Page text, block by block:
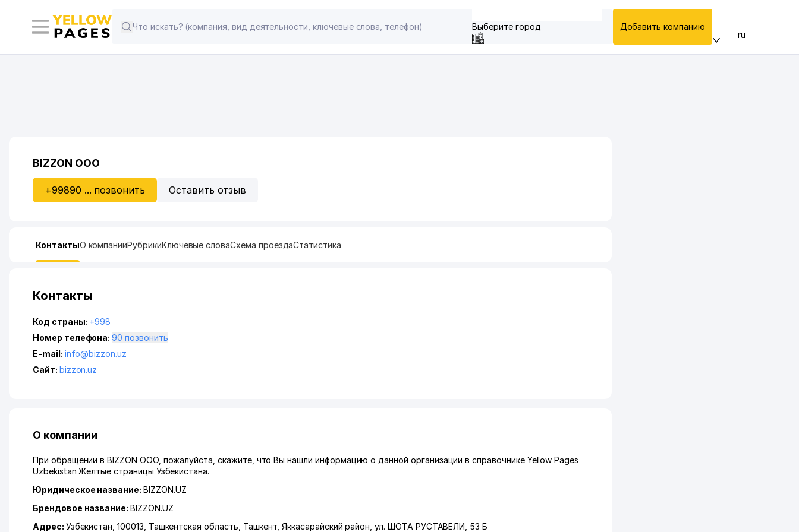
Выберите город Добавить компанию
ru
BIZZON ООО
+99890 ... позвонить Оставить отзыв
КонтактыО компанииРубрикиКлючевые словаСхема проездаСтатистика
Контакты
Код страны: +998
Номер телефона:
90 позвонить
E-mail: info@bizzon.uz
Сайт: bizzon.uz
О компании
При обращении в BIZZON ООО, пожалуйста, скажите, что Вы нашли информацию о данной организации в справочнике Yellow Pages
Uzbekistan Желтые страницы Узбекистана.
Юридическое название: BIZZON.UZ
Брендовое название: BIZZON.UZ
Адрес: Узбекистан, 100013, Ташкентская область Ташкент ,Яккасарайский район ,ул. ШОТА РУСТАВЕЛИ , 53 Б